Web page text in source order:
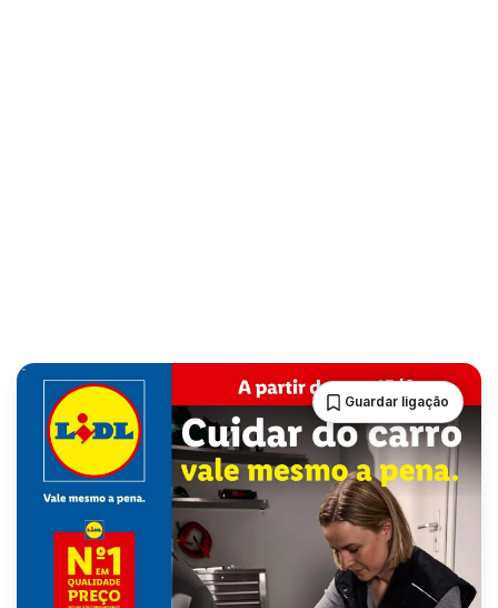
Guardar ligação